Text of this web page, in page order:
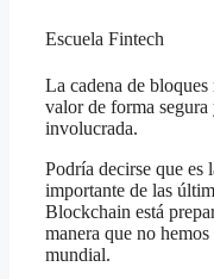
Escuela Fintech
La cadena de
valor de forma
involucrada.
Podría decirse que es
importante de las
Blockchain está
manera que no
mundial.